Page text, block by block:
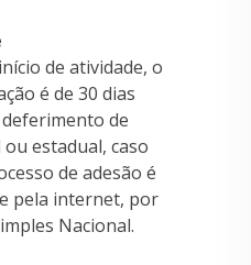
de atividade, o
é de 30 dias
de
estadual, caso
de adesão é
pela internet, por
Nacional.